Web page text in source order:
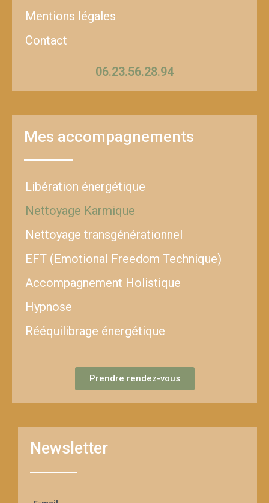
Mentions légales
Contact
06.23.56.28.94
Mes accompagnements
Libération énergétique
Nettoyage Karmique
Nettoyage transgénérationnel
EFT (Emotional Freedom Technique)
Accompagnement Holistique
Hypnose
Rééquilibrage énergétique
Prendre rendez-vous
Newsletter